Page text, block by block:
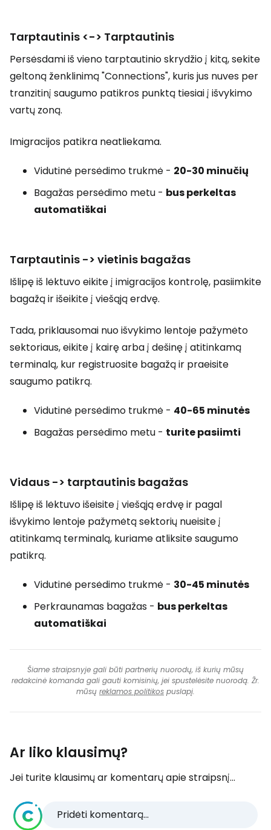
Tarptautinis <-> Tarptautinis
Persėsdami iš vieno tarptautinio skrydžio į kitą, sekite
geltoną ženklinimą "Connections", kuris jus nuves per
tranzitinį saugumo patikros punktą tiesiai į išvykimo
vartų zoną.
Imigracijos patikra neatliekama.
Vidutinė persėdimo trukmė - 20-30 minučių
Bagažas persėdimo metu - bus perkeltas
automatiškai
Tarptautinis -> vietinis bagažas
Išlipę iš lėktuvo eikite į imigracijos kontrolę, pasiimkite
bagažą ir išeikite į viešąją erdvę.
Tada, priklausomai nuo išvykimo lentoje pažymėto
sektoriaus, eikite į kairę arba į dešinę į atitinkamą
terminalą, kur registruosite bagažą ir praeisite
saugumo patikrą.
Vidutinė persėdimo trukmė - 40-65 minutės
Bagažas persėdimo metu - turite pasiimti
Vidaus -> tarptautinis bagažas
Išlipę iš lėktuvo išeisite į viešąją erdvę ir pagal
išvykimo lentoje pažymėtą sektorių nueisite į
atitinkamą terminalą, kuriame atliksite saugumo
patikrą.
Vidutinė persėdimo trukmė - 30-45 minutės
Perkraunamas bagažas - bus perkeltas
automatiškai
Šiame straipsnyje gali būti partnerių nuorodų, iš kurių mūsų
redakcinė komanda gali gauti komisinių, jei spustelėsite nuorodą. Žr.
mūsų reklamos politikos puslapį.
Ar liko klausimų?
Jei turite klausimų ar komentarų apie straipsnį...
Pridėti komentarą...